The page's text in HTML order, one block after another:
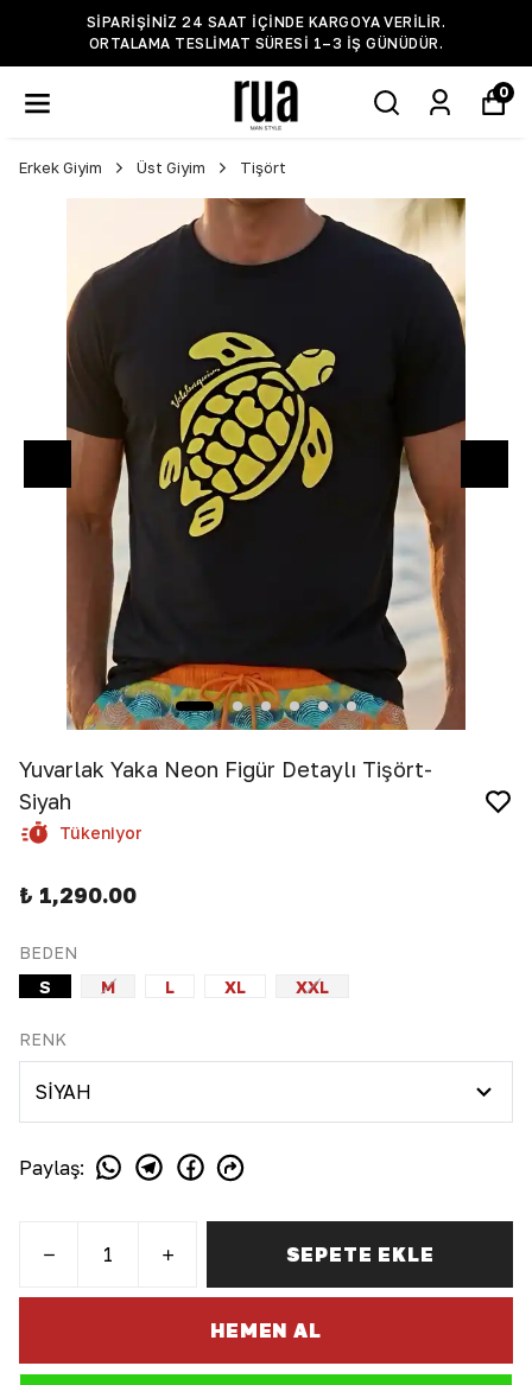
SIPARIŞINIZ 24 SAAT IÇINDE KARGOYA VERILIR.
ORTALAMA TESLIMAT SÜRESI 1–3 IŞ GÜNÜDÜR.
0
Erkek Giyim Üst Giyim Tişört
Yuvarlak Yaka Neon Figür Detaylı Tişört-
Siyah
Tükeniyor
₺ 1,290.00
BEDEN
S
M L XL XXL
RENK
Paylaş:
SEPETE EKLE
HEMEN AL